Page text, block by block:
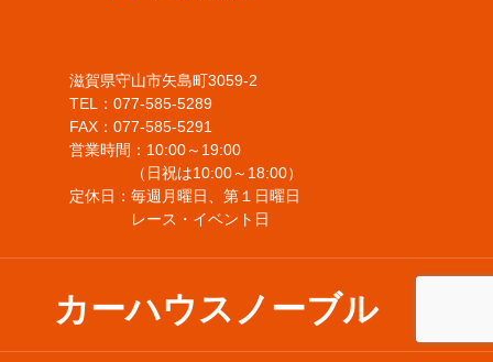
滋賀県守山市矢島町3059-2
TEL：077-585-5289
FAX：077-585-5291
営業時間：10:00～19:00
（日祝は10:00～18:00）
定休日：毎週月曜日、第１日曜日
レース・イベント日
カーハウスノーブル